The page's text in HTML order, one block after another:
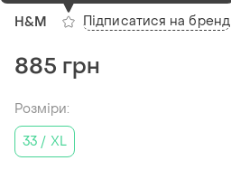
H&M Підписатися на бренд
885 грн
Розміри:
33 / XL